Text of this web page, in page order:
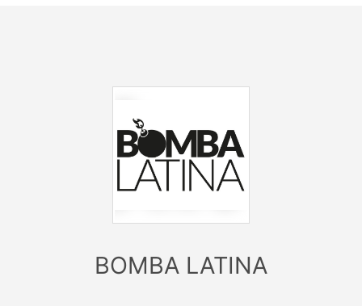
🎟️ Jetzt VVK Tickets sichern
markieren, Sonnenbrille schnappen und 30/05 fett im
markieren!
#BombaLatinaOpenAir #CentroBeachVibes
BOMBA LATINA